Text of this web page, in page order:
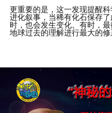
更重要的是，这一发现提醒
进化叙事，当稀有化石保存
时，也会发生变化。有时，
地球过去的理解进行最大的修